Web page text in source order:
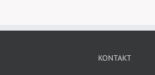
KONTAKT